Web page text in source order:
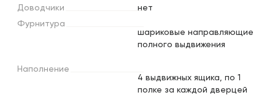
Доводчики
нет
Фурнитура
шариковые направляющие
полного выдвижения
Наполнение
4 выдвижных ящика, по 1
полке за каждой дверцей